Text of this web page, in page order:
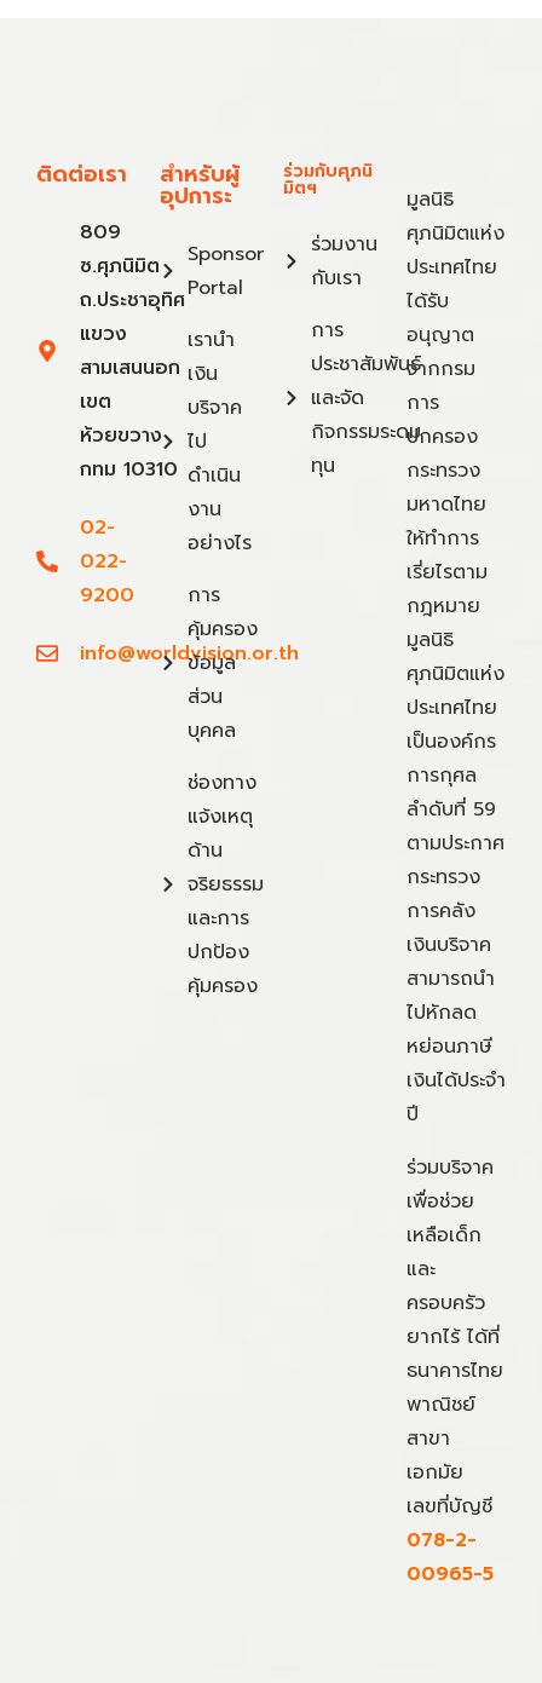
ติดต่อเรา
809
ซ.ศุภนิมิต
ถ.ประชาอุทิศ
แขวง
สามเสนนอก
เขต
ห้วยขวาง
กทม 10310
02-
022-
9200
info@worldvision.or.th
สำหรับผู้
อุปการะ
Sponsor
Portal
เรานำ
เงิน
บริจาค
ไป
ดำเนิน
งาน
อย่างไร
การ
คุ้มครอง
ข้อมูล
ส่วน
บุคคล
ช่องทาง
แจ้งเหตุ
ด้าน
จริยธรรม
และการ
ปกป้อง
คุ้มครอง
ร่วมกับศุภนิ
มิตฯ
ร่วมงาน
กับเรา
การ
ประชาสัมพันธ์
และจัด
กิจกรรมระดม
ทุน
มูลนิธิ
ศุภนิมิตแห่ง
ประเทศไทย
ได้รับ
อนุญาต
จากกรม
การ
ปกครอง
กระทรวง
มหาดไทย
ให้ทำการ
เรี่ยไรตาม
กฎหมาย
มูลนิธิ
ศุภนิมิตแห่ง
ประเทศไทย
เป็นองค์กร
การกุศล
ลำดับที่ 59
ตามประกาศ
กระทรวง
การคลัง
เงินบริจาค
สามารถนำ
ไปหักลด
หย่อนภาษี
เงินได้ประจำ
ปี
ร่วมบริจาค
เพื่อช่วย
เหลือเด็ก
และ
ครอบครัว
ยากไร้ ได้ที่
ธนาคารไทย
พาณิชย์
สาขา
เอกมัย
เลขที่บัญชี
078-2-
00965-5